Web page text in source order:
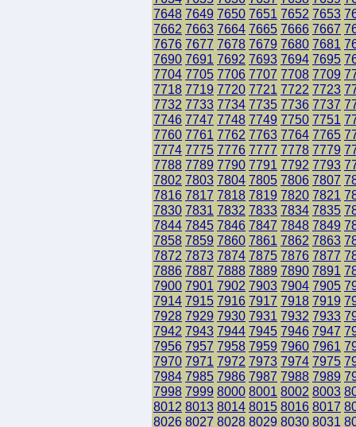
7648 7649 7650 7651 7652 7653
7662 7663 7664 7665 7666 7667
7676 7677 7678 7679 7680 7681
7690 7691 7692 7693 7694 7695
7704 7705 7706 7707 7708 7709
7718 7719 7720 7721 7722 7723
7732 7733 7734 7735 7736 7737
7746 7747 7748 7749 7750 7751
7760 7761 7762 7763 7764 7765
7774 7775 7776 7777 7778 7779
7788 7789 7790 7791 7792 7793
7802 7803 7804 7805 7806 7807
7816 7817 7818 7819 7820 7821
7830 7831 7832 7833 7834 7835
7844 7845 7846 7847 7848 7849
7858 7859 7860 7861 7862 7863
7872 7873 7874 7875 7876 7877
7886 7887 7888 7889 7890 7891
7900 7901 7902 7903 7904 7905
7914 7915 7916 7917 7918 7919
7928 7929 7930 7931 7932 7933
7942 7943 7944 7945 7946 7947
7956 7957 7958 7959 7960 7961
7970 7971 7972 7973 7974 7975
7984 7985 7986 7987 7988 7989
7998 7999 8000 8001 8002 8003
8012 8013 8014 8015 8016 8017
8026 8027 8028 8029 8030 8031